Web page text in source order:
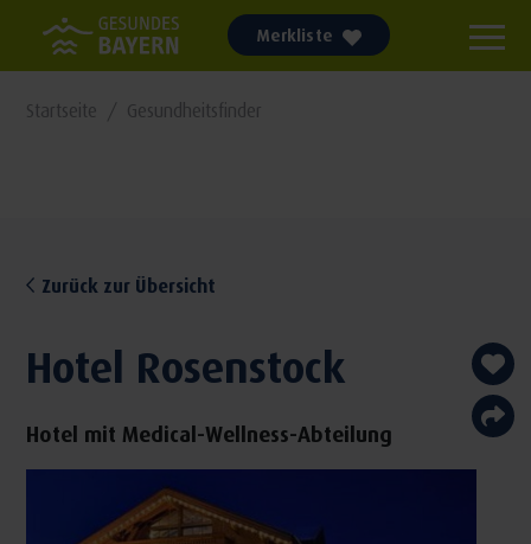
Merkliste
Startseite Gesundheitsfinder
Zurück zur Übersicht
Hotel Rosenstock
Hotel mit Medical-Wellness-Abteilung